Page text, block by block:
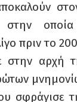
πριν το
στην αρχή
σφράγισε